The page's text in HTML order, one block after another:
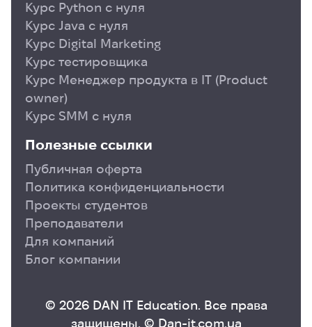
Курс Python с нуля
Курс Java с нуля
Курс Digital Marketing
Курс тестировщика
Курс Менеджер продукта в ІТ (Product
owner)
Курс SMM с нуля
Полезные ссылки
Публичная оферта
Политика конфиденциальности
Проекты студентов
Преподаватели
Для компаний
Блог компании
© 2026 DAN IT Education. Все права
защищены. © Dan-it.com.ua